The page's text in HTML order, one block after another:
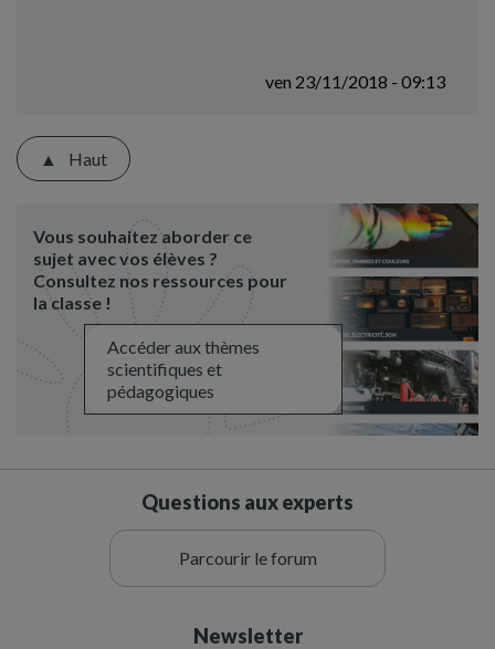
ven 23/11/2018 - 09:13
Haut
Vous souhaitez aborder ce
sujet avec vos élèves ?
Consultez nos ressources pour
la classe !
Accéder aux thèmes
scientifiques et
pédagogiques
Questions aux experts
Parcourir le forum
Newsletter